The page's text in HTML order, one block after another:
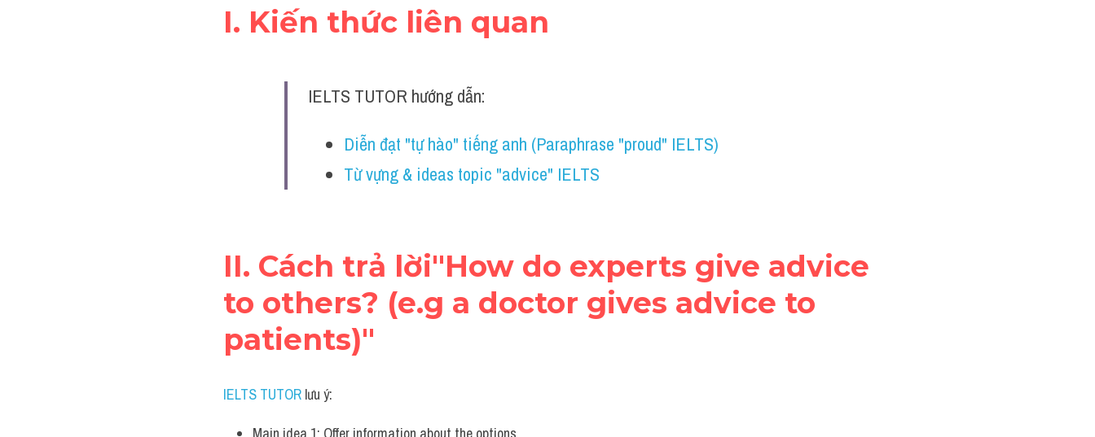
I. Kiến thức liên quan
IELTS TUTOR hướng dẫn:
Diễn đạt "tự hào" tiếng anh (Paraphrase "proud" IELTS)
Từ vựng & ideas topic "advice" IELTS
II. Cách trả lời"How do experts give advice
to others? (e.g a doctor gives advice to
patients)"
lưu ý: